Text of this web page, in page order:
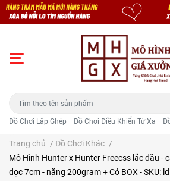
Đồ Chơi Lắp Ghép Đồ Chơi Điều Khiển Từ Xa
Trang chủ / Đồ Chơi Khác /
Mô Hình Hunter x Hunter Freecss lắc đầu -
dọc 7cm - nặng 200gram + Có BOX - SKU: